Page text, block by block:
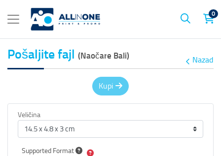
0
Pošaljite fajl (Naočare Bali) Nazad
Kupi
Veličina
Supported Format